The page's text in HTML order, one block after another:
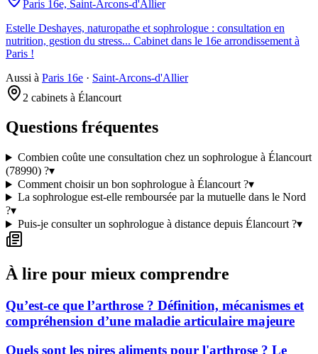
Paris 16e, Saint-Arcons-d'Allier
Estelle Deshayes, naturopathe et sophrologue : consultation en
nutrition, gestion du stress... Cabinet dans le 16e arrondissement à
Paris !
Aussi à Paris 16e · Saint-Arcons-d'Allier
2 cabinets à Élancourt
Questions fréquentes
Combien coûte une consultation chez un sophrologue à Élancourt
(78990) ?▾
Comment choisir un bon sophrologue à Élancourt ?▾
La sophrologue est-elle remboursée par la mutuelle dans le Nord
?▾
Puis-je consulter un sophrologue à distance depuis Élancourt ?▾
À lire pour mieux comprendre
Qu’est-ce que l’arthrose ? Définition, mécanismes et
compréhension d’une maladie articulaire majeure
Quels sont les pires aliments pour l'arthrose ? Le